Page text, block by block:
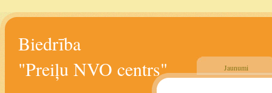
Biedrība
"Preiļu NVO centrs"
Jaunumi